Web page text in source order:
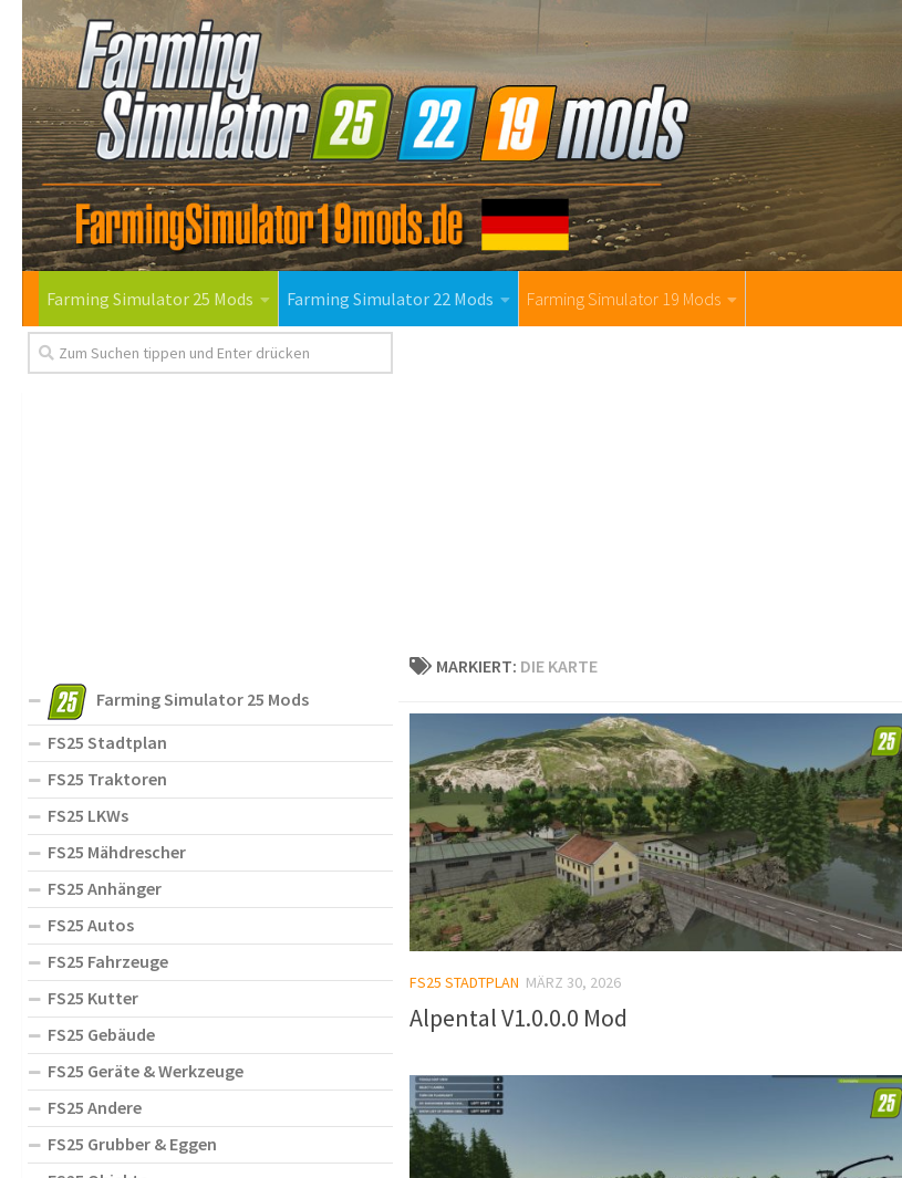
Farming Simulator 25 Mods Farming Simulator 22 Mods Farming Simulator 19 Mods
MARKIERT: DIE KARTE
FS25 STADTPLAN MÄRZ 30, 2026
Alpental V1.0.0.0 Mod
Farming Simulator 25 Mods
FS25 Stadtplan
FS25 Traktoren
FS25 LKWs
FS25 Mähdrescher
FS25 Anhänger
FS25 Autos
FS25 Fahrzeuge
FS25 Kutter
FS25 Gebäude
FS25 Geräte & Werkzeuge
FS25 Andere
FS25 Grubber & Eggen